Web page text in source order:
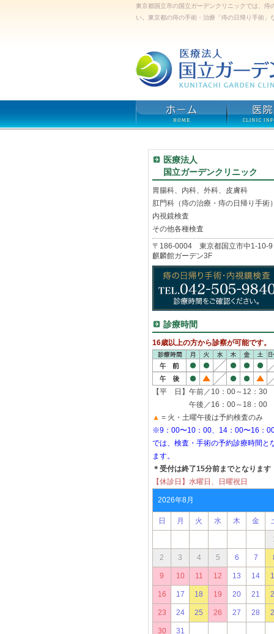
東京都国立市の国立ガーデンクリニックでは、
い。東京都の痔の手術・治療「痔の日帰り手術」
医療法人
国立ガーデンクリニック
胃腸科、内科、外科、皮膚科
肛門科（痔の治療・痔の日帰り手術）
内視鏡検査
その他各種検査
〒186-0004 東京都国立市中1-10-9
麒麟館ガーデン3F
診療時間
16歳以上の方から診察が可能です。
【平 日】午前／10：00～12：30
午後／16：00～18：00
▲ = 火・土曜午後は予約検査のみ
※9：00〜10：00、14：00〜16：
では、検査・手術の予約診療時間と
ます。
＊受付は終了15分前までとなります
【休診日】水曜日、日曜祝日
2026年8月
日 月 火 水 木 金
2 3 4 5 6 7
9 10 11 12 13 14
16 17 18 19 20 21
23 24 25 26 27 28
30 31